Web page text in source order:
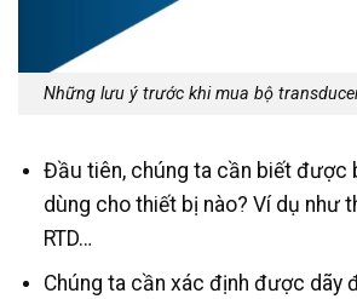
Những lưu ý trước khi mua bộ
Đầu tiên, chúng ta cần biết được
dùng cho thiết bị nào? Ví dụ như
RTD…
Chúng ta cần xác định được dãy